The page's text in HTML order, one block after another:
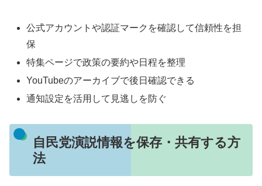
公式アカウントや認証マークを確認して信頼性を担
保
特集ページで政策の要約や日程を整理
YouTubeのアーカイブで後日確認できる
通知設定を活用して見逃しを防ぐ
自民党演説情報を保存・共有する方
法